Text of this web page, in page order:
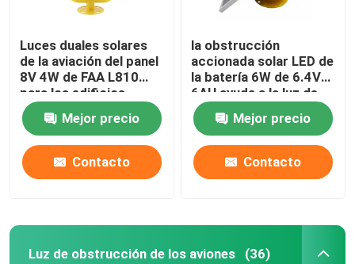
Luces duales solares
de la aviación del panel
8V 4W de FAA L810
para los edificios
Mejor precio
Contacto
la obstrucción
accionada solar LED de
la batería 6W de 6.4V
6AH ayuda a la luz de
navegación
Mejor precio
Contacto
Luz de obstrucción de los aviones (36)